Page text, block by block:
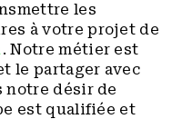
les
à votre projet de
. Notre métier est
le partager avec
notre désir de
est qualifiée et